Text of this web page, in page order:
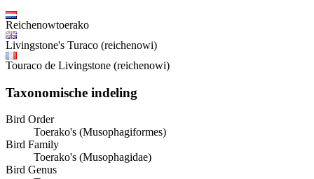
Reichenowtoerako
Livingstone's Turaco (reichenowi)
Touraco de Livingstone (reichenowi)
Taxonomische indeling
Bird Order
Toerako's (Musophagiformes)
Bird Family
Toerako's (Musophagidae)
Bird Genus